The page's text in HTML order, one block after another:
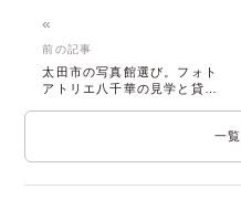
«
前の記事
太田市の写真館選び。フォト
アトリエ八千華の見学と貸切
一